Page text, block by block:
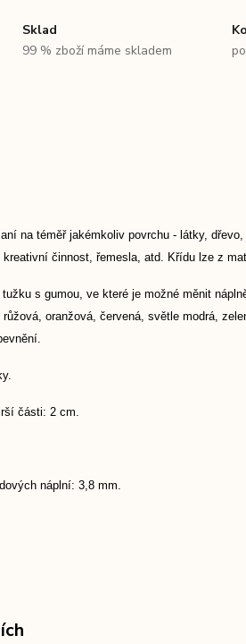
Sklad
99 % zboží máme skladem
na téměř jakémkoliv povrchu - látky,
činnost, řemesla, atd. Křídu lze z
s gumou, ve které je možné měnit
oranžová, červená, světle modrá,
části: 2 cm.
náplní: 3,8 mm.